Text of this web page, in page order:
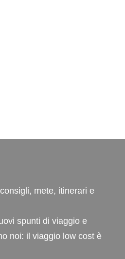
mete, itinerari e
spunti di viaggio e
noi: il viaggio low cost è